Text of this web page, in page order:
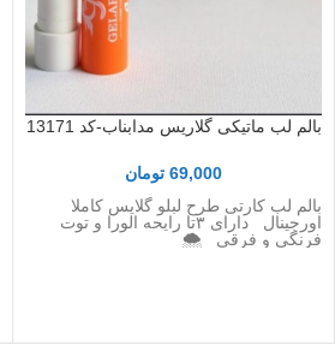
بالم لب ماتیکی گلاریس مدابناب-کد 13171
69,000 تومان
بالم لب کارتی طرح لبلو گلايس كاملا
اورجينال دارای ۳تا رایحه الورا و توت
فرنگی و فرقی 🌨